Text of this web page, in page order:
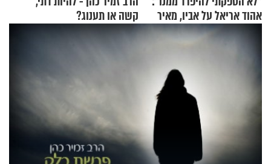
אהוד אריאל על אביו, מאיר
אריאל ז"ל
קשה או תענוג?